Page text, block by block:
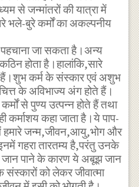
से जन्मांतरों की यात्रा में
भले-बुरे कर्मों का अकल्पनीय
जा सकता है।अन्य
होता है।हालांकि,सारे
हैं।शुभ कर्म के संस्कार एवं अशुभ
के अविभाज्य अंग होते हैं।
से पुण्य उत्पन्न होते हैं तथा
कर्माशय कहा जाता है।ये पाप-
हमारे जन्म,जीवन,आयु,भोग और
गहरा तारतम्य है,परंतु उनके
पाने के कारण ये अबूझ जान
को लेकर जीवात्मा